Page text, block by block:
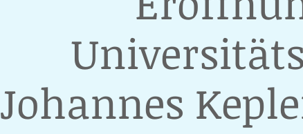
Johannes